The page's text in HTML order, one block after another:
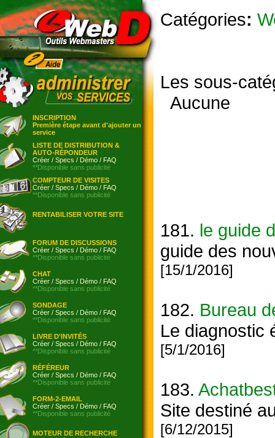
INSCRIPTION
Première étape avant d'ajouter un
service
LISTE DE DISTRIBUTION &
AUTO-RÉPONDEUR
Créer / Specs / Démo / FAQ
**Disponible sans publicité
COMPTEUR DE VISITES
Créer / Specs / Démo / FAQ
**Disponible sans publicité
RENTABILISER VOTRE SITE
FORUM DE DISCUSSIONS
Créer / Specs / Démo / FAQ
**Disponible sans publicité
CHAT
Créer / Specs / Démo / FAQ
**Disponible sans publicité
SONDAGE
Créer / Specs / Démo / FAQ
**Disponible sans publicité
LIVRE D'INVITÉS
Créer / Specs / Démo / FAQ
**Disponible sans publicité
RÉFÉREUR
Créer / Specs / Démo / FAQ
**Disponible sans publicité
FORM-2-EMAIL
Créer / Specs / Démo / FAQ
**Disponible sans publicité
MOTEUR DE RECHERCHE
Catégories:
Les sous-
Aucune
181. le guide
guide des
[15/1/2016]
182. Bureau
Le diagnostic
[5/1/2016]
183.
Site destiné
[6/12/2015]